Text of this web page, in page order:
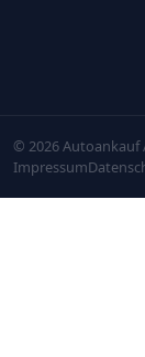
© 2026 Autoankauf
Impressum